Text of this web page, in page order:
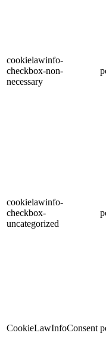
cookielawinfo-
checkbox-non-
necessary
cookielawinfo-
checkbox-
uncategorized
CookieLawInfoConsent